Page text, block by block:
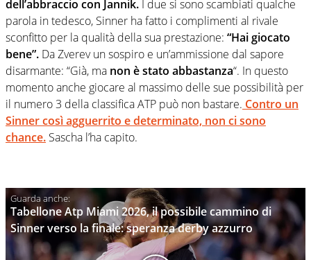
dell’abbraccio con Jannik. I due si sono scambiati qualche
parola in tedesco, Sinner ha fatto i complimenti al rivale
sconfitto per la qualità della sua prestazione: “Hai giocato
bene”. Da Zverev un sospiro e un’ammissione dal sapore
disarmante: “Già, ma non è stato abbastanza“. In questo
momento anche giocare al massimo delle sue possibilità per
il numero 3 della classifica ATP può non bastare. Contro un
Sinner così agguerrito e determinato, non ci sono
chance. Sascha l’ha capito.
Tabellone Atp Miami 2026, il possibile cammino di
Sinner verso la finale: speranza derby azzurro